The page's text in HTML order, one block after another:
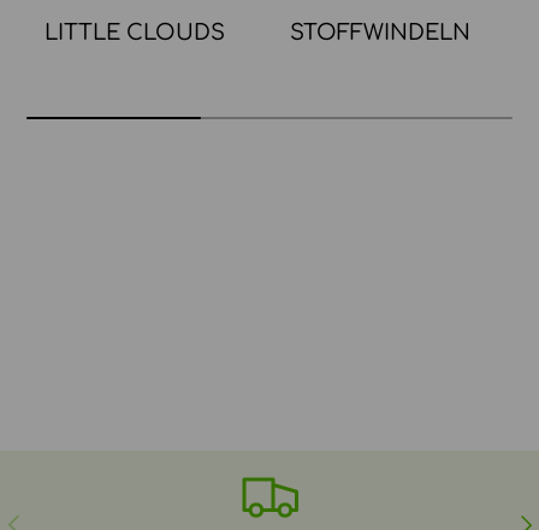
LITTLE CLOUDS STOFFWINDELN
VORHERIGE